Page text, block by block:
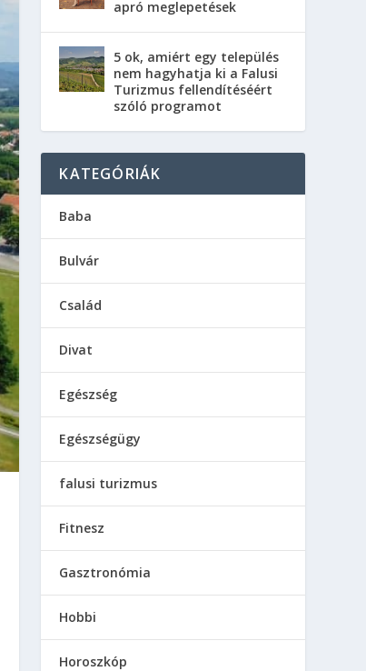
apró meglepetések
5 ok, amiért egy település
nem hagyhatja ki a Falusi
Turizmus fellendítéséért
szóló programot
KATEGÓRIÁK
Baba
Bulvár
Család
Divat
Egészség
Egészségügy
falusi turizmus
Fitnesz
Gasztronómia
Hobbi
Horoszkóp